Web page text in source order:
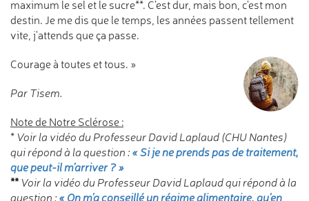
maximum le sel et le sucre**. C’est dur, mais bon, c'est mon
destin. Je me dis que le temps, les années passent tellement
vite, j'attends que ça passe.
Courage à toutes et tous. »
Par Tisem.
Note de Notre Sclérose :
* Voir la vidéo du Professeur David Laplaud (CHU Nantes)
qui répond à la question : « Si je ne prends pas de traitement,
que peut-il m’arriver ? »
** Voir la vidéo du ProfesseurDavid Laplaudqui répond à la
question : « On m’a conseillé un régime alimentaire, qu’en